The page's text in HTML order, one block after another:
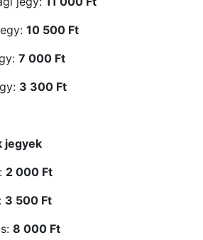
10 500 Ft
7 000 Ft
3 300 Ft
jegyek
2 000 Ft
3 500 Ft
8 000 Ft